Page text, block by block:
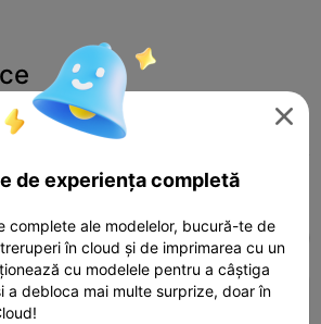
Adaugă Miniatures 
K2 Pro K2 K2 SE
layer, 3 walls, 15% infill


de experiența completă
complete ale modelelor, bucură-te de
în cloud și de imprimarea cu un
cu modelele pentru a câștiga
a debloca mai multe surprize, doar în